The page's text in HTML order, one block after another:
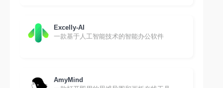
Excelly-AI
一款基于人工智能技术的智能办公软件
AmyMind